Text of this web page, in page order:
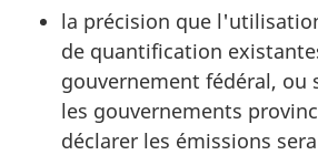
la précision que
de quantification
gouvernement fédéral, ou
les gouvernements
déclarer les émissions